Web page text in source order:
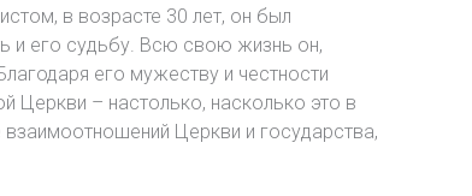
в возрасте 30 лет, он был
и его судьбу. Всю свою жизнь он,
его мужеству и честности
– настолько, насколько это в
Церкви и государства,